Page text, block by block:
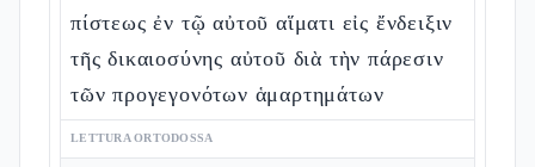
πίστεως ἐν τῷ αὐτοῦ αἵματι εἰς ἔνδειξιν
τῆς δικαιοσύνης αὐτοῦ διὰ τὴν πάρεσιν
τῶν προγεγονότων ἁμαρτημάτων
LETTURA ORTODOSSA